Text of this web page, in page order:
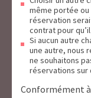
même portée ou
réservation
contrat pour
Si aucun autre
une autre, nous
ne souhaitons
réservations sur
Conformément